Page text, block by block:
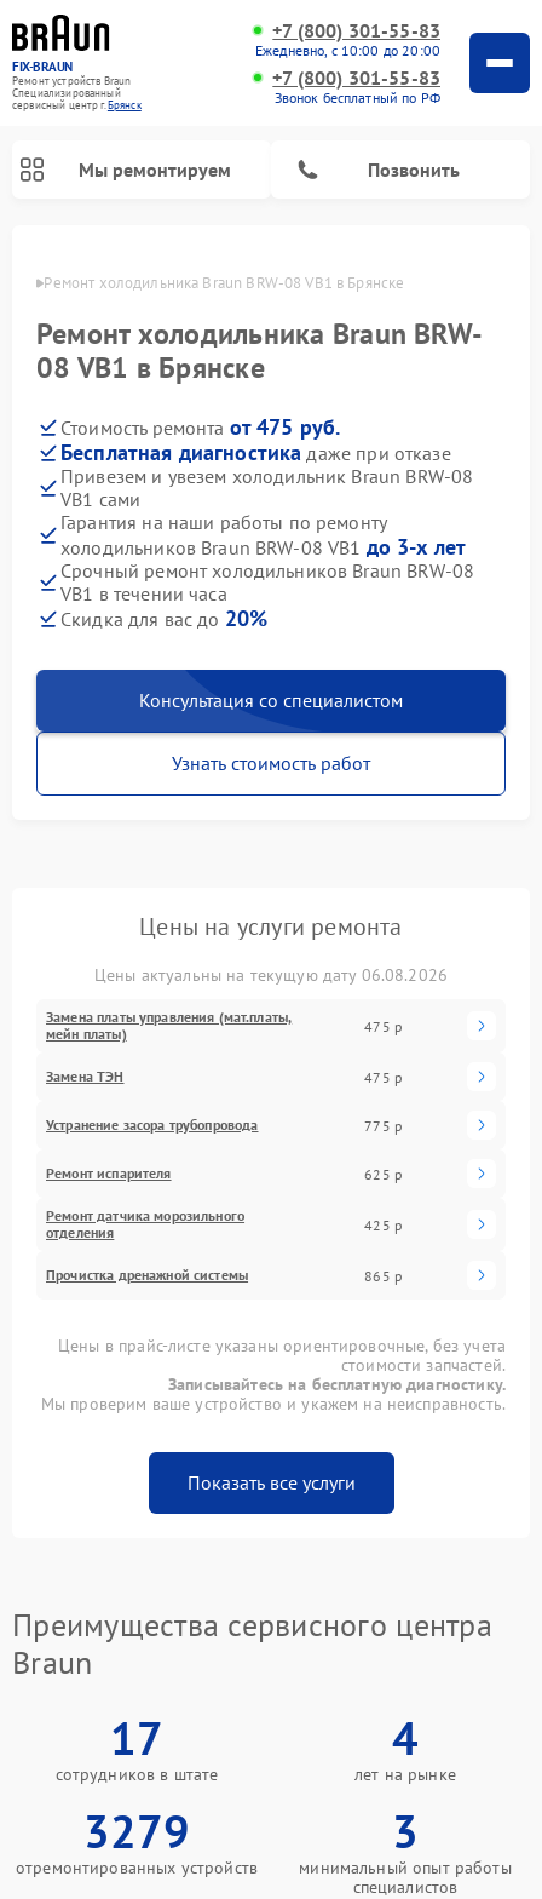
FIX-BRAUN
Ремонт устройств Braun
Специализированный
cервисный центр г.Брянск
+7 (800) 301-55-83
Ежедневно, с 10:00 до 20:00
+7 (800) 301-55-83
Звонок бесплатный по РФ
Мы ремонтируем Позвонить
Ремонт холодильника Braun BRW-08 VB1 в Брянске
Ремонт холодильника Braun BRW-
08 VB1 в Брянске
Стоимость ремонта от 475 руб.
Бесплатная диагностика даже при отказе
Привезем и увезем холодильник Braun BRW-08
VB1 сами
Гарантия на наши работы по ремонту
холодильников Braun BRW-08 VB1 до 3-х лет
Срочный ремонт холодильников Braun BRW-08
VB1 в течении часа
Скидка для вас до 20%
Консультация со специалистом
Узнать стоимость работ
Цены на услуги ремонта
Цены актуальны на текущую дату 06.08.2026
Замена платы управления (мат.платы,
мейн платы)
475 р
Замена ТЭН 475 р
Устранение засора трубопровода 775 р
Ремонт испарителя 625 р
Ремонт датчика морозильного
отделения
425 р
Прочистка дренажной системы 865 р
Цены в прайс-листе указаны ориентировочные, без учета
стоимости запчастей.
Записывайтесь на бесплатную диагностику.
Мы проверим ваше устройство и укажем на неисправность.
Показать все услуги
Преимущества сервисного центра
Braun
17
сотрудников в штате
4
лет на рынке
3279
отремонтированных устройств
3
минимальный опыт работы
специалистов